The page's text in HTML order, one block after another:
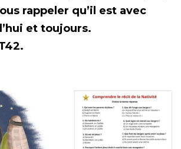
rappeler qu’il est avec
et toujours.